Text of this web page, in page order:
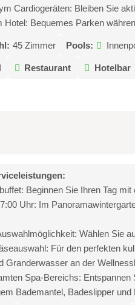
Cardiogeräten: Bleiben Sie
Bequemes Parken
45 Zimmer Pools:
Restaurant Hotelbar
Beginnen Sie Ihren Tag
Uhr: Im
Wählen Sie
Für den perfekten
Granderwasser an der
Spa-Bereichs: Entspannen
Bademantel, Badeslipper